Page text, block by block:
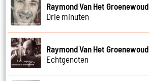
Raymond Van Het Groenewoud
Drie minuten
Raymond Van Het Groenewoud
Echtgenoten